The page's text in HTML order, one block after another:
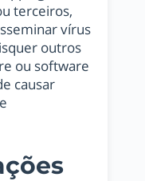
terceiros,
vírus
outros
ou software
causar